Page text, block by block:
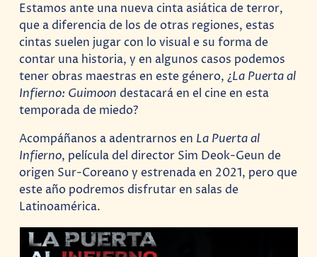
Estamos ante una nueva cinta asiática de terror,
que a diferencia de los de otras regiones, estas
cintas suelen jugar con lo visual e su forma de
contar una historia, y en algunos casos podemos
tener obras maestras en este género, ¿La Puerta al
Infierno: Guimoon destacará en el cine en esta
temporada de miedo?
Acompáñanos a adentrarnos en La Puerta al
Infierno, película del director Sim Deok-Geun de
origen Sur-Coreano y estrenada en 2021, pero que
este año podremos disfrutar en salas de
Latinoamérica.